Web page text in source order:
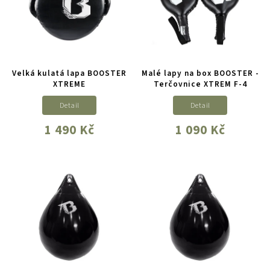
Velká kulatá lapa BOOSTER
XTREME
1 490 Kč
Detail
Malé lapy na box BOOSTER -
Terčovnice XTREM F-4
1 090 Kč
Detail